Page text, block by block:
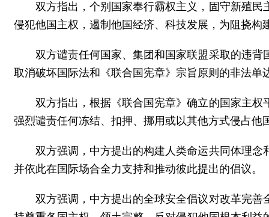
双方指出，个别国家奉行霸权主义，固守新殖
侵犯他国主权，遏制他国经济、科技发展，为阻挠构
双方谴责任何国家、集团和国家联盟采取的违
取消破坏国际法和《联合国宪章》宗旨原则的非法
双方指出，根据《联合国宪章》确立的国家主
强烈谴责任何冻结、扣押、挪用或以其他方式侵占
双方强调，中方提出的构建人类命运共同体理
并依此在国际场合全力支持和推动彼此提出的倡议。
双方强调，中方提出的全球安全倡议对改革完